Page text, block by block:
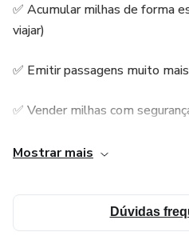
✅ Acumular milhas de forma
viajar)
✅ Emitir passagens muito
✅ Vender milhas com
✅ Evitar os erros que fazem
💡 Mesmo que você esteja
Mostrar mais
Dúvidas